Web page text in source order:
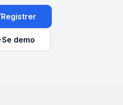
Registrer
Se demo